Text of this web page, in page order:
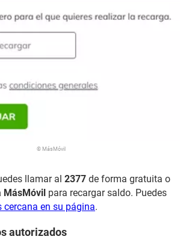
© MásMóvil
llamar al 2377 de forma gratuita o
MásMóvil para recargar saldo. Puedes
cercana en su página.
autorizados